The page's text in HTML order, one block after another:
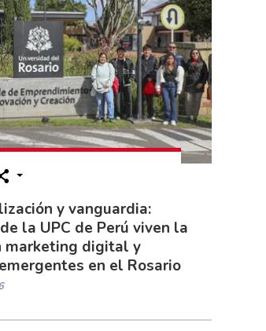
y vanguardia:
la UPC de Perú viven la
marketing digital y
en el Rosario